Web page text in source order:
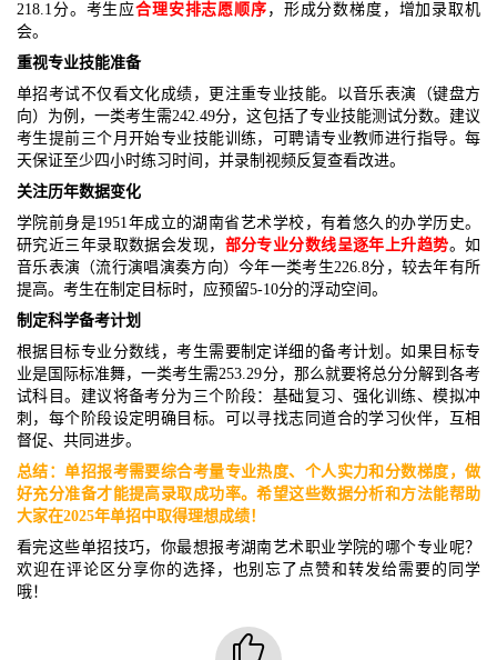
218.1分。考生应合理安排志愿顺序 ，形成分数梯度，增加录取机
会。
重视专业技能准备
单招考试不仅看文化成绩，更注重专业技能。以音乐表演（键盘方
向）为例，一类考生需242.49分，这包括了专业技能测试分数。建议
考生提前三个月开始专业技能训练，可聘请专业教师进行指导。每
天保证至少四小时练习时间，并录制视频反复查看改进。
关注历年数据变化
学院前身是1951年成立的湖南省艺术学校，有着悠久的办学历史。
研究近三年录取数据会发现， 部分专业分数线呈逐年上升趋势。如
音乐表演（流行演唱演奏方向）今年一类考生226.8分，较去年有所
提高。考生在制定目标时，应预留5-10分的浮动空间。
制定科学备考计划
根据目标专业分数线，考生需要制定详细的备考计划。如果目标专
业是国际标准舞，一类考生需253.29分，那么就要将总分分解到各考
试科目。建议将备考分为三个阶段：基础复习、强化训练、模拟冲
刺，每个阶段设定明确目标。可以寻找志同道合的学习伙伴，互相
督促、共同进步。
总结：单招报考需要综合考量专业热度、个人实力和分数梯度，做
好充分准备才能提高录取成功率。希望这些数据分析和方法能帮助
大家在2025年单招中取得理想成绩！
看完这些单招技巧，你最想报考湖南艺术职业学院的哪个专业呢？
欢迎在评论区分享你的选择，也别忘了点赞和转发给需要的同学
哦！